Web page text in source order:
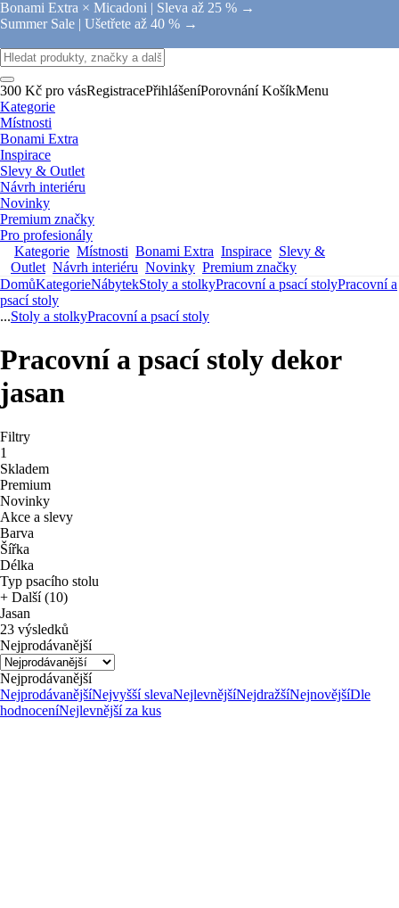
Bonami Extra × Micadoni | Sleva až 25 % →
Summer Sale | Ušetřete až 40 % →
300 Kč pro vásRegistracePřihlášeníPorovnání KošíkMenu
Kategorie
Místnosti
Bonami Extra
Inspirace
Slevy & Outlet
Návrh interiéru
Novinky
Premium značky
Pro profesionály
Kategorie Místnosti Bonami Extra Inspirace Slevy &
Outlet Návrh interiéru Novinky Premium značky
DomůKategorieNábytekStoly a stolkyPracovní a psací stolyPracovní a
psací stoly
...Stoly a stolkyPracovní a psací stoly
Pracovní a psací stoly dekor
jasan
Filtry
1
Skladem
Premium
Novinky
Akce a slevy
Barva
Šířka
Délka
Typ psacího stolu
+ Další (10)
Jasan
23 výsledků
Nejprodávanější
Nejprodávanější
NejprodávanějšíNejvyšší slevaNejlevnějšíNejdražšíNejnovějšíDle
hodnoceníNejlevnější za kus